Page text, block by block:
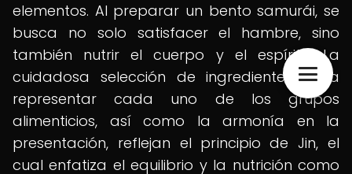
elementos. Al preparar un bento samurái, se
busca no solo satisfacer el hambre, sino
también nutrir el cuerpo y el espíritu. La
cuidadosa selección de ingredientes para
representar cada uno de los grupos
alimenticios, así como la armonía en la
presentación, reflejan el principio de Jin, el
cual enfatiza el equilibrio y la nutrición como